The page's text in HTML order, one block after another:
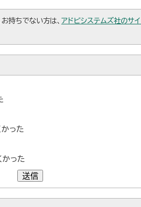
持ちでない方は、 アドビシステムズ社のサイ
った
かった
送信